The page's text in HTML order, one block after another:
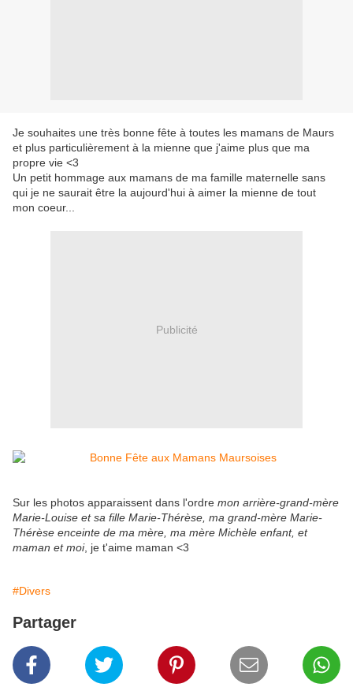
Je souhaites une très bonne fête à toutes les mamans de Maurs
et plus particulièrement à la mienne que j'aime plus que ma
propre vie <3
Un petit hommage aux mamans de ma famille maternelle sans
qui je ne saurait être la aujourd'hui à aimer la mienne de tout
mon coeur...
Publicité
Sur les photos apparaissent dans l'ordre mon arrière-grand-mère
Marie-Louise et sa fille Marie-Thérèse, ma grand-mère Marie-
Thérèse enceinte de ma mère, ma mère Michèle enfant, et
maman et moi, je t'aime maman <3
#Divers
Partager